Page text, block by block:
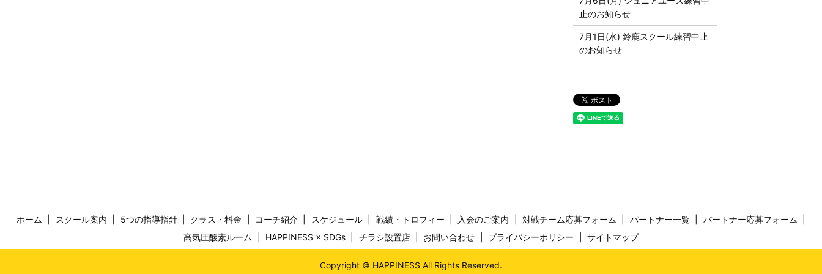
止のお知らせ
7月1日(水) 鈴鹿スクール練習中止
のお知らせ
ホーム スクール案内 5つの指導指針 クラス・料金 コーチ紹介 スケジュール 戦績・トロフィー 入会のご案内 対戦チーム応募フォーム パートナー一覧
パートナー応募フォーム
高気圧酸素ルーム
HAPPINESS × SDGs チラシ設置店 お問い合わせ プライバシーポリシー サイトマップ
Copyright © HAPPINESS All Rights Reserved.